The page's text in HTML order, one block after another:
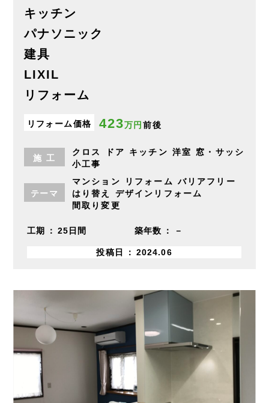
キッチン
パナソニック
建具
LIXIL
リフォーム
リフォーム価格 423万円 前後
施工
クロス ドア キッチン 洋室
窓・サッシ
小工事
テーマ
マンション リフォーム
バリアフリー
はり替え
デザインリフォーム
間取り変更
工期 25日間 築年数 －
投稿日 2024.06